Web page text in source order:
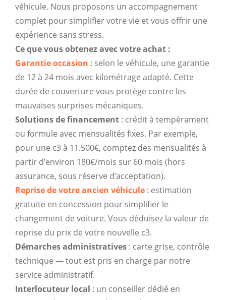
véhicule. Nous proposons un accompagnement
complet pour simplifier votre vie et vous offrir une
expérience sans stress.
Ce que vous obtenez avec votre achat :
Garantie occasion : selon le véhicule, une garantie
de 12 à 24 mois avec kilométrage adapté. Cette
durée de couverture vous protège contre les
mauvaises surprises mécaniques.
Solutions de financement : crédit à tempérament
ou formule avec mensualités fixes. Par exemple,
pour une c3 à 11.500€, comptez des mensualités à
partir d’environ 180€/mois sur 60 mois (hors
assurance, sous réserve d’acceptation).
Reprise de votre ancien véhicule : estimation
gratuite en concession pour simplifier le
changement de voiture. Vous déduisez la valeur de
reprise du prix de votre nouvelle c3.
Démarches administratives : carte grise, contrôle
technique — tout est pris en charge par notre
service administratif.
Interlocuteur local : un conseiller dédié en